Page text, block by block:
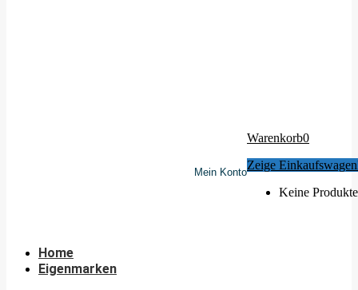
Mein Konto
Warenkorb0
Zeige Einkaufswagen
Keine
Home
Eigenmarken